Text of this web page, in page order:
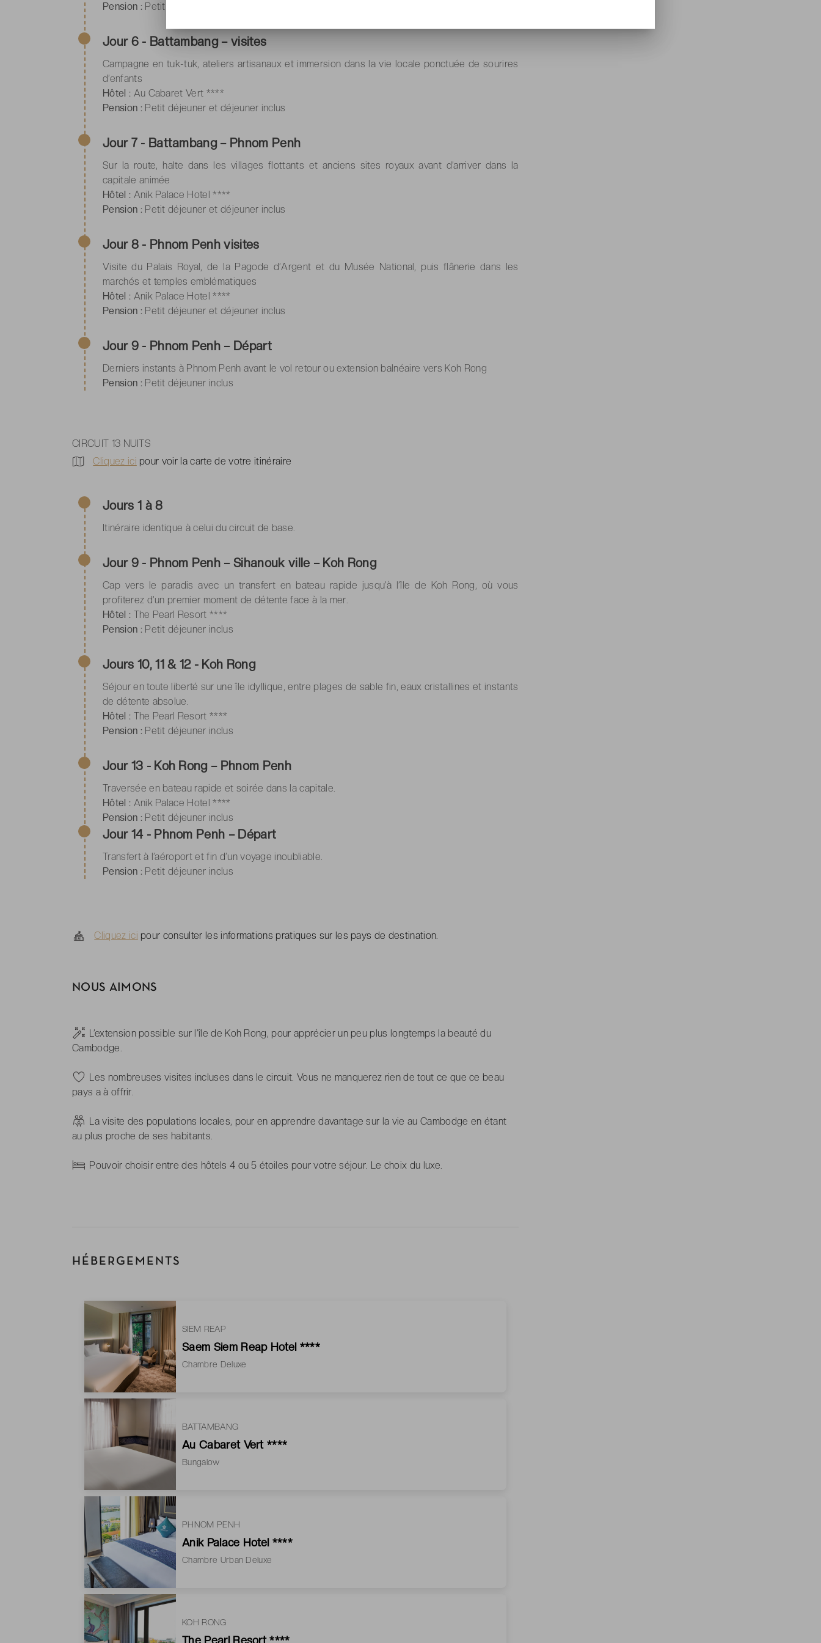
Pension : Petit déjeuner et déjeuner inclus
Jour 6 - Battambang – visites
Campagne en tuk-tuk, ateliers artisanaux et immersion dans la vie locale ponctuée de sourires
d’enfants
Hôtel : Au Cabaret Vert ****
Pension : Petit déjeuner et déjeuner inclus
Jour 7 - Battambang – Phnom Penh
Sur la route, halte dans les villages flottants et anciens sites royaux avant d’arriver dans la
capitale animée
Hôtel : Anik Palace Hotel ****
Pension : Petit déjeuner et déjeuner inclus
Jour 8 - Phnom Penh visites
Visite du Palais Royal, de la Pagode d’Argent et du Musée National, puis flânerie dans les
marchés et temples emblématiques
Hôtel : Anik Palace Hotel ****
Pension : Petit déjeuner et déjeuner inclus
Jour 9 - Phnom Penh – Départ
Derniers instants à Phnom Penh avant le vol retour ou extension balnéaire vers Koh Rong
Pension : Petit déjeuner inclus
CIRCUIT 13 NUITS
Cliquez ici pour voir la carte de votre itinéraire
Jours 1 à 8
Itinéraire identique à celui du circuit de base.
Jour 9 - Phnom Penh – Sihanouk ville – Koh Rong
Cap vers le paradis avec un transfert en bateau rapide jusqu’à l’île de Koh Rong, où vous
profiterez d’un premier moment de détente face à la mer.
Hôtel : The Pearl Resort ****
Pension : Petit déjeuner inclus
Jours 10, 11 & 12 - Koh Rong
Séjour en toute liberté sur une île idyllique, entre plages de sable fin, eaux cristallines et instants
de détente absolue.
Hôtel : The Pearl Resort ****
Pension : Petit déjeuner inclus
Jour 13 - Koh Rong – Phnom Penh
Traversée en bateau rapide et soirée dans la capitale.
Hôtel : Anik Palace Hotel ****
Pension : Petit déjeuner inclus
Jour 14 - Phnom Penh – Départ
Transfert à l’aéroport et fin d’un voyage inoubliable.
Pension : Petit déjeuner inclus
Cliquez ici pour consulter les informations pratiques sur les pays de destination.
NOUS AIMONS
L’extension possible sur l’île de Koh Rong, pour apprécier un peu plus longtemps la beauté du
Cambodge.
Les nombreuses visites incluses dans le circuit. Vous ne manquerez rien de tout ce que ce beau
pays a à offrir.
La visite des populations locales, pour en apprendre davantage sur la vie au Cambodge en étant
au plus proche de ses habitants.
Pouvoir choisir entre des hôtels 4 ou 5 étoiles pour votre séjour. Le choix du luxe.
HÉBERGEMENTS
SIEM REAP
Saem Siem Reap Hotel ****
Chambre Deluxe
BATTAMBANG
Au Cabaret Vert ****
Bungalow
PHNOM PENH
Anik Palace Hotel ****
Chambre Urban Deluxe
KOH RONG
The Pearl Resort ****